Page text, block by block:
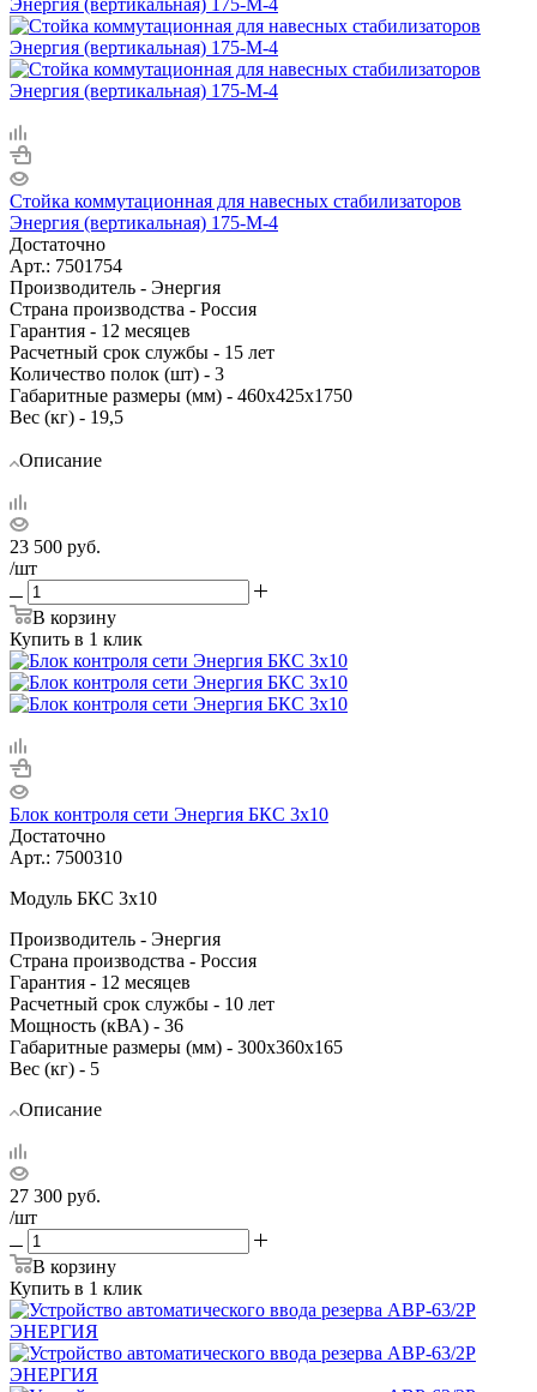
Стойка коммутационная для навесных стабилизаторов
Энергия (вертикальная) 175-М-4
Достаточно
Арт.: 7501754
Производитель - Энергия
Cтрана производства - Россия
Гарантия - 12 месяцев
Расчетный срок службы - 15 лет
Количество полок (шт) - 3
Габаритные размеры (мм) - 460х425х1750
Вес (кг) - 19,5
Описание
23 500 руб.
/шт
В корзину
Купить в 1 клик
Блок контроля сети Энергия БКС 3х10
Достаточно
Арт.: 7500310
Модуль БКС 3х10
Производитель - Энергия
Cтрана производства - Россия
Гарантия - 12 месяцев
Расчетный срок службы - 10 лет
Мощность (кВА) - 36
Габаритные размеры (мм) - 300х360х165
Вес (кг) - 5
Описание
27 300 руб.
/шт
В корзину
Купить в 1 клик